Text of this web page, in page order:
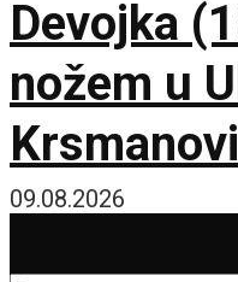
Devojka
nožem u
09.08.2026